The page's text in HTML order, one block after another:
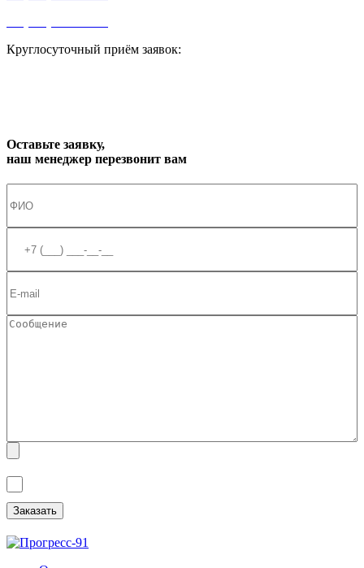
Круглосуточный приём заявок:
Оставьте заявку,
наш менеджер перезвонит вам